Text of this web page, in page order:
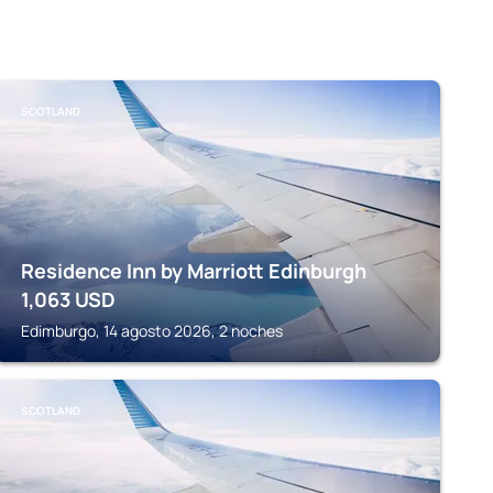
SCOTLAND
Residence Inn by Marriott Edinburgh
1,063 USD
Edimburgo, 14 agosto 2026, 2 noches
SCOTLAND